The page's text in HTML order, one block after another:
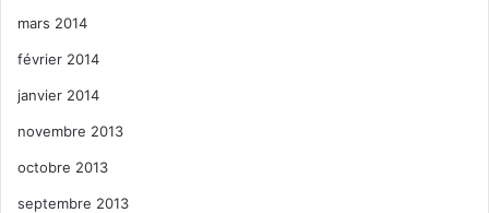
mars 2014
février 2014
janvier 2014
novembre 2013
octobre 2013
septembre 2013